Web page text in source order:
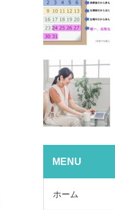
MENU
ホーム